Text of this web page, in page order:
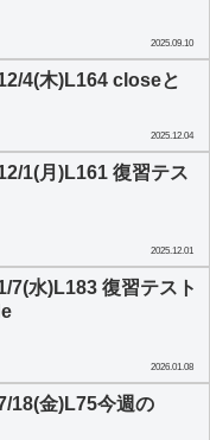
2025.09.10
4(木)L164 closeと
2025.12.04
1(月)L161 復習テス
2025.12.01
7(水)L183 復習テスト
2026.01.08
18(金)L75今週の